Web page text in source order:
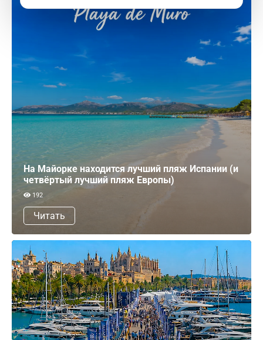
На Майорке находится лучший пляж Испании (и
четвёртый лучший пляж Европы)
192
Читать